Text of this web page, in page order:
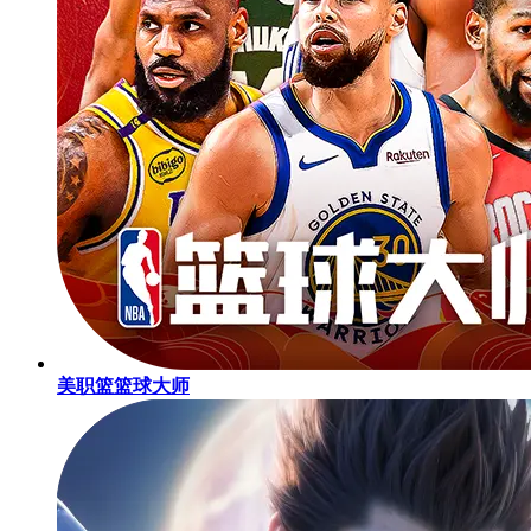
美职篮篮球大师